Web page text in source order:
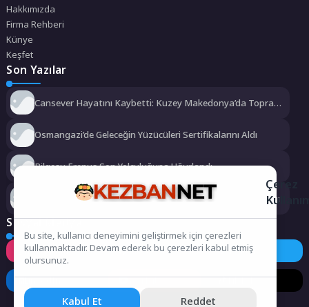
Hakkımızda
Firma Rehberi
Künye
Keşfet
Son Yazılar
Cansever Hayatını Kaybetti: Kuzey Makedonya’da Toprağa
Osmangazi’de Geleceğin Yüzücüleri Sertifikalarını Aldı
Bilgesu Erenus Son Yolculuğuna Uğurlandı
Urla Belediyesi’nden ücretsiz üniversite tercih danışmanlığı
Sosyal Medya
Instagram Facebook Twitter
LinkedIn YouTube TikTok
Çerez
Bu site, kullanıcı deneyimini geliştirmek için çerezleri
kullanmaktadır. Devam ederek bu çerezleri kabul etmiş
olursunuz.
Kabul Et Reddet